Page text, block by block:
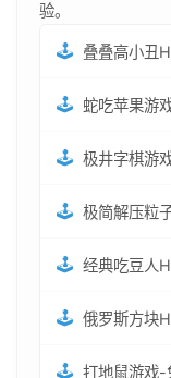
验。
🕹️
🕹️
🕹️
🕹️
🕹️
🕹️
🕹️